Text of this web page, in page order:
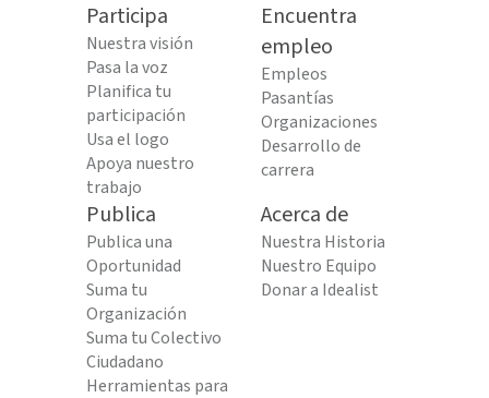
Participa
Nuestra visión
Pasa la voz
Planifica tu
participación
Usa el logo
Apoya nuestro
trabajo
Encuentra
empleo
Empleos
Pasantías
Organizaciones
Desarrollo de
carrera
Publica
Publica una
Oportunidad
Suma tu
Organización
Suma tu Colectivo
Ciudadano
Herramientas para
Acerca de
Nuestra Historia
Nuestro Equipo
Donar a Idealist